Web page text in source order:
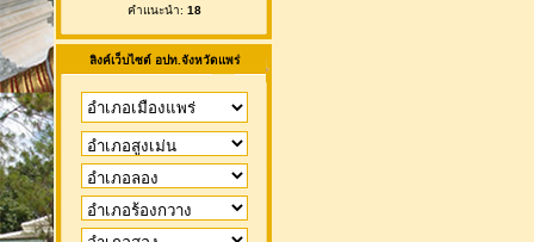
คำแนะนำ: 18
ลิงค์เว็บไซต์ อปท.จังหวัดแพร่